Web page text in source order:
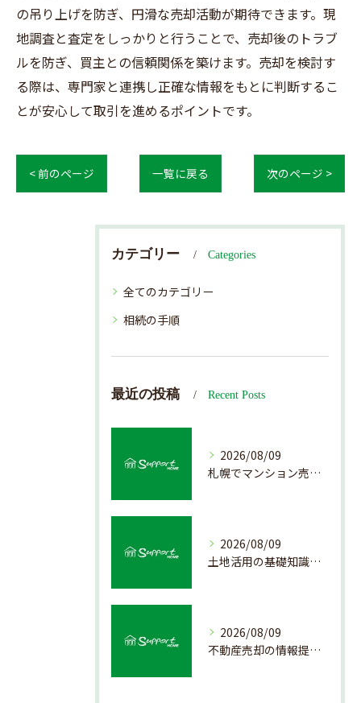
の吊り上げを防ぎ、円滑な売却活動が期待できます。現
地調査と査定をしっかりと行うことで、売却後のトラブ
ルを防ぎ、買主との信頼関係を築けます。売却を検討す
る際は、専門家と連携し正確な情報をもとに判断するこ
とが安心して取引を進めるポイントです。
< 前のページ 一覧に戻る 次のページ >
カテゴリー Categories
全てのカテゴリー
相続の手順
最近の投稿 Recent Posts
2026/08/09
札幌でマンション売却を成功させる査定と準備方法
2026/08/09
土地活用の基礎知識と売却前のポイント
2026/08/09
不動産売却の情報提供を通じて北海道札幌市で後悔しない売却を実現するためのポイント